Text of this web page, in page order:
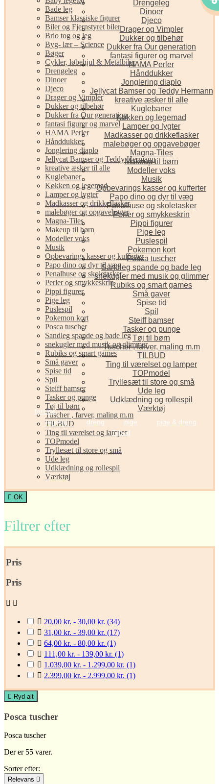
forside
Drengeleg
Dinoer
Djeco
Drager og Vimpler
Dukker og tilbehør
Dukker fra Our generation
fantasi figurer og marvel
HAMA Perler
Hånddukker
Jonglering diaplo
Jellycat Bamser og Teddy Hermann
kreative æsker til alle
Kuglebaner
Køkken og legemad
Lamper og lygter
Madkasser og drikkeflasker
malebøger og opgavebøger
Magna-Tiles
Makeup til børn
Modeller voks
Musik
Opbevarings kasser og kufferter
Papo dino og dyr til væg
Penalhuse og skoletasker
Perler og smykkeskrin
Pippi figurer
Pige leg
Puslespil
Pokemon kort
Posca tuscher
Sandleg spande og bade leg
snekugler med musik og glimmer
Rubiks og smart games
Små gaver
Spise tid
Spil
Steiff bamser
Tasker og punge
Tøj til børn
Tuscher , farver, maling m.m
TILBUD
Ting til værelset og lamper
TOPmodel
Tryllesæt til store og små
Ude leg
Udklædning og rollespil
Værktøj
legetøj dreng pige
pige & dreng
Tilbud
Bade leg
Bamser klassiske figurer
Biler og Fjernstyret biler
Brio tog og leg
Byg- lær – Science
Bøger
Cykler, løbehjul & Metalbiler
Drengeleg
Dinoer
Djeco
Drager og Vimpler
Dukker og tilbehør
Dukker fra Our generation
fantasi figurer og marvel
HAMA Perler
Hånddukker
Jonglering diaplo
Jellycat Bamser og Teddy Hermann
kreative æsker til alle
Kuglebaner
Køkken og legemad
Lamper og lygter
Madkasser og drikkeflasker
malebøger og opgavebøger
Magna-Tiles
Makeup til børn
Modeller voks
Musik
Opbevarings kasser og kufferter
Papo dino og dyr til væg
Penalhuse og skoletasker
Perler og smykkeskrin
Pippi figurer
Pige leg
Puslespil
Pokemon kort
Posca tuscher
Sandleg spande og bade leg
snekugler med musik og glimmer
Rubiks og smart games
Små gaver
Spise tid
Spil
Steiff bamser
Tasker og punge
Tøj til børn
Tuscher , farver, maling m.m
TILBUD
Ting til værelset og lamper
TOPmodel
Tryllesæt til store og små
Ude leg
Udklædning og rollespil
Værktøj
 OK
Filtrer efter
Pris
Pris
 
 20,00 kr. - 30,00 kr. (34)
 31,00 kr. - 39,00 kr. (17)
 64,00 kr. - 80,00 kr. (1)
 111,00 kr. - 139,00 kr. (1)
 1.039,00 kr. - 1.299,00 kr. (1)
 2.399,00 kr. - 2.999,00 kr. (1)
 Ryd alt
Posca tuscher
Posca tuscher
Der er 55 varer.
Sorter efter:
Relevans 